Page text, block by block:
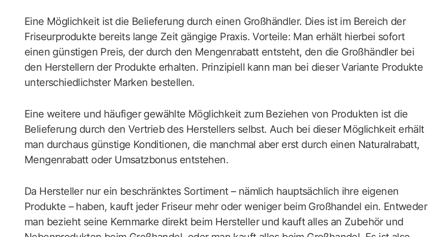
Eine Möglichkeit ist die Belieferung durch einen Großhändler. Dies ist im Bereich der
Friseurprodukte bereits lange Zeit gängige Praxis. Vorteile: Man erhält hierbei sofort
einen günstigen Preis, der durch den Mengenrabatt entsteht, den die Großhändler bei
den Herstellern der Produkte erhalten. Prinzipiell kann man bei dieser Variante Produkte
unterschiedlichster Marken bestellen.
Eine weitere und häufiger gewählte Möglichkeit zum Beziehen von Produkten ist die
Belieferung durch den Vertrieb des Herstellers selbst. Auch bei dieser Möglichkeit erhält
man durchaus günstige Konditionen, die manchmal aber erst durch einen Naturalrabatt,
Mengenrabatt oder Umsatzbonus entstehen.
Da Hersteller nur ein beschränktes Sortiment – nämlich hauptsächlich ihre eigenen
Produkte – haben, kauft jeder Friseur mehr oder weniger beim Großhandel ein. Entweder
man bezieht seine Kernmarke direkt beim Hersteller und kauft alles an Zubehör und